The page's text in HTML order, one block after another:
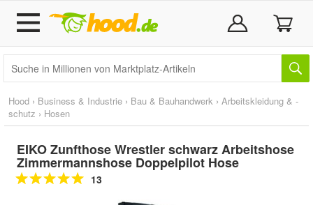
Hood › Business & Industrie › Bau & Bauhandwerk › Arbeitskleidung & -
schutz › Hosen
EIKO Zunfthose Wrestler schwarz Arbeitshose
Zimmermannshose Doppelpilot Hose
13